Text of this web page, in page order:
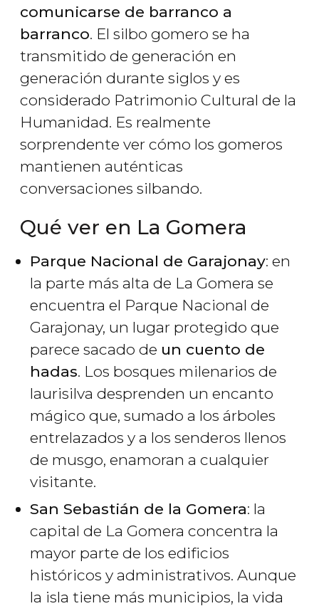
comunicarse de barranco a
barranco. El silbo gomero se ha
transmitido de generación en
generación durante siglos y es
considerado Patrimonio Cultural de la
Humanidad. Es realmente
sorprendente ver cómo los gomeros
mantienen auténticas
conversaciones silbando.
Qué ver en La Gomera
Parque Nacional de Garajonay: en
la parte más alta de La Gomera se
encuentra el Parque Nacional de
Garajonay, un lugar protegido que
parece sacado de un cuento de
hadas. Los bosques milenarios de
laurisilva desprenden un encanto
mágico que, sumado a los árboles
entrelazados y a los senderos llenos
de musgo, enamoran a cualquier
visitante.
San Sebastián de la Gomera: la
capital de La Gomera concentra la
mayor parte de los edificios
históricos y administrativos. Aunque
la isla tiene más municipios, la vida